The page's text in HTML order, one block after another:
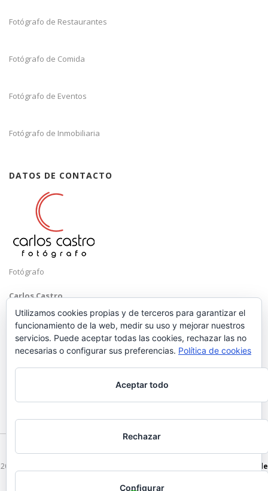
Fotógrafo de Restaurantes
Fotógrafo de Comida
Fotógrafo de Eventos
Fotógrafo de Inmobiliaria
DATOS DE CONTACTO
Fotógrafo
Carlos Castro
Málaga
Mobile: +34 652 83 71 98
hola@carloscastrofotografo.com
2026 © Carlos Castro Fotógrafo - hola@carloscastrofotografo.com -
Vídeo de
Utilizamos cookies propias y de terceros para garantizar el
funcionamiento de la web, medir su uso y mejorar nuestros
servicios. Puede aceptar todas las cookies, rechazar las no
necesarias o configurar sus preferencias. Política de cookies
Aceptar todo
Rechazar
Configurar